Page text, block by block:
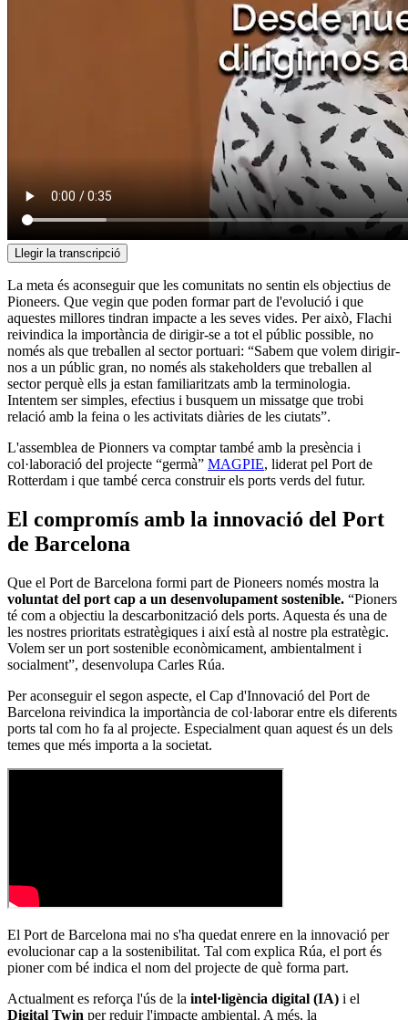
Llegir la transcripció
La meta és aconseguir que les comunitats no sentin els objectius de
Pioneers. Que vegin que poden formar part de l'evolució i que
aquestes millores tindran impacte a les seves vides. Per això, Flachi
reivindica la importància de dirigir-se a tot el públic possible, no
només als que treballen al sector portuari: “Sabem que volem dirigir-
nos a un públic gran, no només als stakeholders que treballen al
sector perquè ells ja estan familiaritzats amb la terminologia.
Intentem ser simples, efectius i busquem un missatge que trobi
relació amb la feina o les activitats diàries de les ciutats”.
L'assemblea de Pionners va comptar també amb la presència i
col·laboració del projecte “germà” MAGPIE, liderat pel Port de
Rotterdam i que també cerca construir els ports verds del futur.
El compromís amb la innovació del Port
de Barcelona
Que el Port de Barcelona formi part de Pioneers només mostra la
voluntat del port cap a un desenvolupament sostenible. “Pioners
té com a objectiu la descarbonització dels ports. Aquesta és una de
les nostres prioritats estratègiques i així està al nostre pla estratègic.
Volem ser un port sostenible econòmicament, ambientalment i
socialment”, desenvolupa Carles Rúa.
Per aconseguir el segon aspecte, el Cap d'Innovació del Port de
Barcelona reivindica la importància de col·laborar entre els diferents
ports tal com ho fa al projecte. Especialment quan aquest és un dels
temes que més importa a la societat.
El Port de Barcelona mai no s'ha quedat enrere en la innovació per
evolucionar cap a la sostenibilitat. Tal com explica Rúa, el port és
pioner com bé indica el nom del projecte de què forma part.
Actualment es reforça l'ús de la intel·ligència digital (IA) i el
Digital Twin per reduir l'impacte ambiental. A més, la